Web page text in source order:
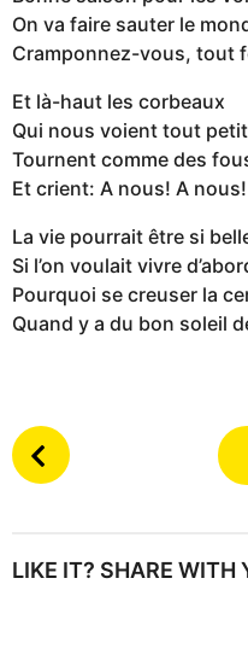
On va faire sauter le
Cramponnez-vous, tout
Et là-haut les corbeaux
Qui nous voient tout
Tournent comme des
Et crient: A nous! A nous!
La vie pourrait être si
Si l’on voulait vivre
Pourquoi se creuser la
Quand y a du bon soleil
P
o
P
LIKE IT? SHARE WITH